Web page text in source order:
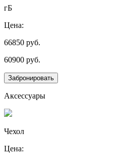
гБ
Цена:
66850 руб.
60900 руб.
Забронировать
Аксессуары
Чехол
Цена: